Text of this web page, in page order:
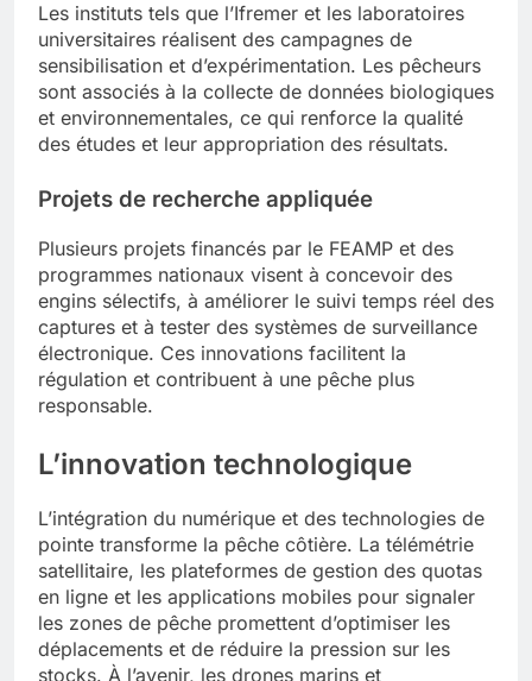
Les instituts tels que l’Ifremer et les laboratoires
universitaires réalisent des campagnes de
sensibilisation et d’expérimentation. Les pêcheurs
sont associés à la collecte de données biologiques
et environnementales, ce qui renforce la qualité
des études et leur appropriation des résultats.
Projets de recherche appliquée
Plusieurs projets financés par le FEAMP et des
programmes nationaux visent à concevoir des
engins sélectifs, à améliorer le suivi temps réel des
captures et à tester des systèmes de surveillance
électronique. Ces innovations facilitent la
régulation et contribuent à une pêche plus
responsable.
L’innovation technologique
L’intégration du numérique et des technologies de
pointe transforme la pêche côtière. La télémétrie
satellitaire, les plateformes de gestion des quotas
en ligne et les applications mobiles pour signaler
les zones de pêche promettent d’optimiser les
déplacements et de réduire la pression sur les
stocks. À l’avenir, les drones marins et